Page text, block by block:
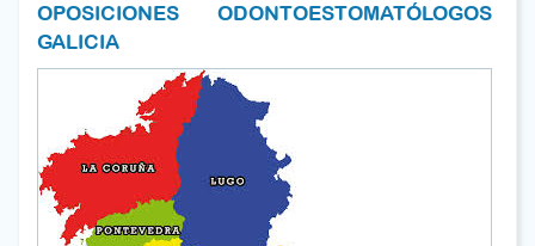
OPOSICIONES ODONTOESTOMATÓLOGOS
GALICIA